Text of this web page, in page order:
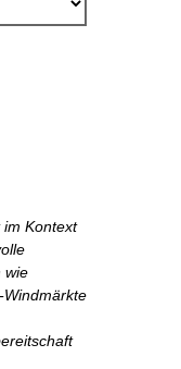
Kontext
wie